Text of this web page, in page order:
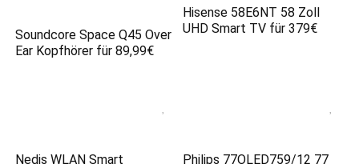
Soundcore Space Q45 Over
Ear Kopfhörer für 89,99€
Hisense 58E6NT 58 Zoll
UHD Smart TV für 379€
Nedis WLAN Smart
Philips 77OLED759/12 77